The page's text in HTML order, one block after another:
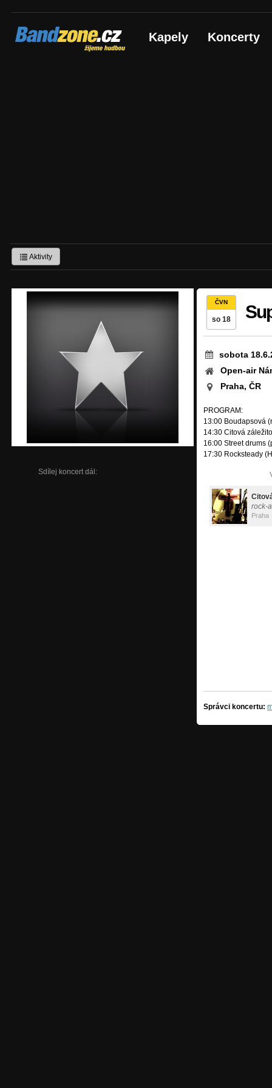
Bandzone.cz
žijeme hudbou Kapely Koncerty
Aktivity
Sdílej koncert dál:
ČVN
so 18
sobota
Open-air
Praha, ČR
PROGRAM:
13:00 Boudapsová
14:30 Citová
16:00 Street drums
17:30 Rocksteady
rock-
Praha
Správci koncertu: